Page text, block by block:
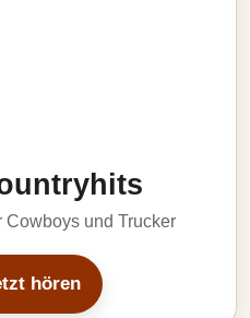
Cowboys und Trucker
hören